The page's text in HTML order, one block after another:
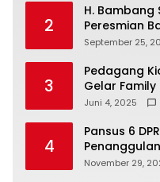
2
H.
Peresmian
Wadah Baru
September 25,
3
Pedagang
Gelar Family
Silaturahmi
Juni 4, 2025
4
Pansus 6
November 29,